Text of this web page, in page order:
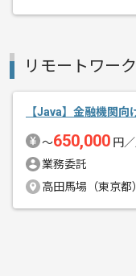
リモートワー
【Java】金融機関
〜650,000 円
業務委託
高田馬場（東京都）